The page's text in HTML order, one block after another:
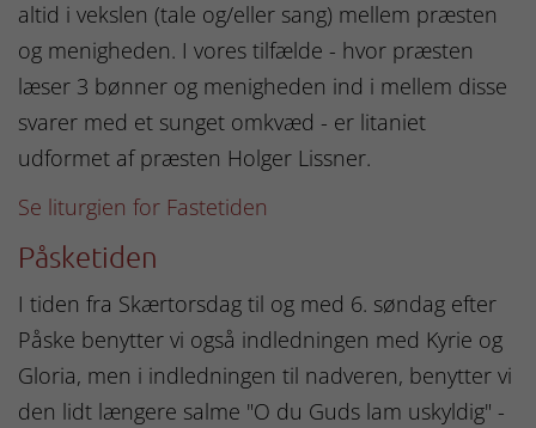
altid i vekslen (tale og/eller sang) mellem præsten
og menigheden. I vores tilfælde - hvor præsten
læser 3 bønner og menigheden ind i mellem disse
svarer med et sunget omkvæd - er litaniet
udformet af præsten Holger Lissner.
Se liturgien for Fastetiden
Påsketiden
I tiden fra Skærtorsdag til og med 6. søndag efter
Påske benytter vi også indledningen med Kyrie og
Gloria, men i indledningen til nadveren, benytter vi
den lidt længere salme "O du Guds lam uskyldig" -